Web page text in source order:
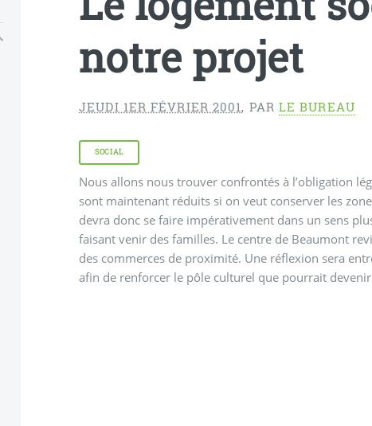
notre projet
JEUDI 1ER FÉVRIER 2001 , PAR LE BUREAU
SOCIAL
Nous allons nous trouver confrontés à l’obligation
sont maintenant réduits si on veut conserver les
devra donc se faire impérativement dans un sens
faisant venir des familles. Le centre de Beaumont
des commerces de proximité. Une réflexion sera
afin de renforcer le pôle culturel que pourrait